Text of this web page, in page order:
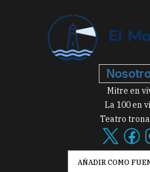
Mitre en
La 100 en
Teatro
AÑADIR COMO